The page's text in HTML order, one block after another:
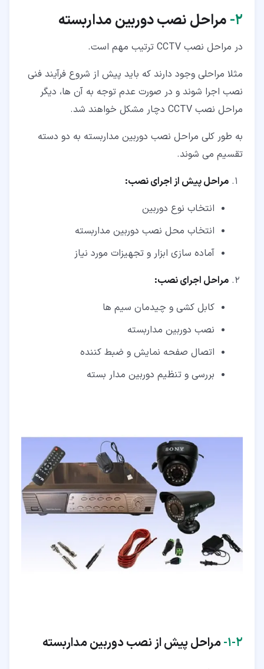
۲‏- مراحل نصب دوربین مداربسته
در مراحل نصب CCTV ترتیب مهم است.
مثلا مراحلی وجود دارند که باید پیش از شروع فرآیند فنی
نصب اجرا شوند و در صورت عدم توجه به آن ها، دیگر
مراحل نصب CCTV دچار مشکل خواهند شد.
به طور کلی مراحل نصب دوربین مداربسته به دو دسته
تقسیم می شوند.
مراحل پیش از اجرای نصب:
انتخاب نوع دوربین
انتخاب محل نصب دوربین مداربسته
آماده سازی ابزار و تجهیزات مورد نیاز
مراحل اجرای نصب:
کابل کشی و چیدمان سیم ها
نصب دوربین مداربسته
اتصال صفحه نمایش و ضبط کننده
بررسی و تنظیم دوربین مدار بسته
۲‏-‏۱‏- مراحل پیش از نصب دوربین مداربسته